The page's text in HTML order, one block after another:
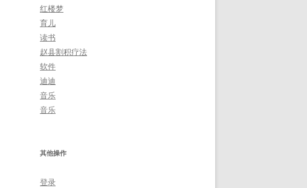
红楼梦
育儿
读书
赵县割积疗法
软件
迪迪
音乐
音乐
其他操作
登录